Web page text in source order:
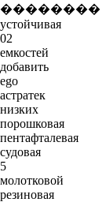
��������
устойчивая
02
емкостей
добавить
ego
астратек
низких
порошковая
пентафталевая
судовая
5
молотковой
резиновая